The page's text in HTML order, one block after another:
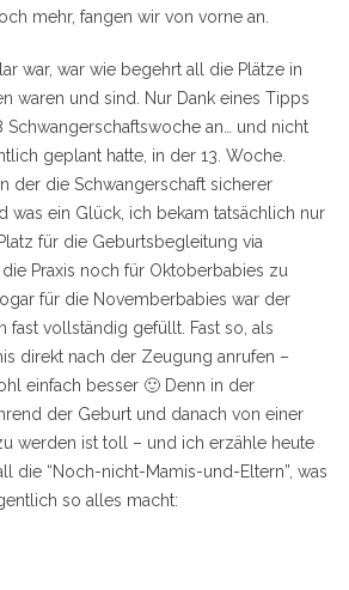
mehr, fangen wir von vorne an.
war, war wie begehrt all die Plätze in
waren und sind. Nur Dank eines Tipps
an… und nicht
geplant hatte, in der 13. Woche.
der die Schwangerschaft sicherer
was ein Glück, ich bekam tatsächlich nur
für die Geburtsbegleitung via
Praxis noch für Oktoberbabies zu
für die Novemberbabies war der
fast vollständig gefüllt. Fast so, als
direkt nach der Zeugung anrufen –
einfach besser 🙂 Denn in der
der Geburt und danach von einer
werden ist toll – und ich erzähle heute
die “Noch-nicht-Mamis-und-Eltern”, was
so alles macht: